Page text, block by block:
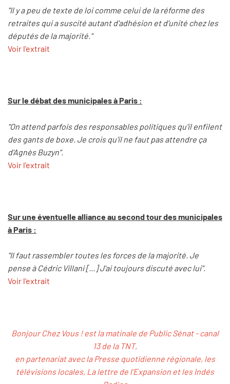
"Il y a peu de texte de loi comme celui de la réforme des
retraites qui a suscité autant d'adhésion et d'unité chez les
députés de la majorité."
Voir l'extrait
Sur le débat des municipales à Paris :
"On attend parfois des responsables politiques qu'il enfilent
des gants de boxe. Je crois qu'il ne faut pas attendre ça
d'Agnès Buzyn".
Voir l'extrait
Sur une éventuelle alliance au second tour des municipales
à Paris :
"Il faut rassembler toutes les forces de la majorité. Je
pense à Cédric Villani [...] J'ai toujours discuté avec lui".
Voir l'extrait
Bonjour Chez Vous ! est la matinale de Public Sénat - canal
13 de la TNT,
en partenariat avec la Presse quotidienne régionale, les
télévisions locales, La lettre de l’Expansion et les Indés